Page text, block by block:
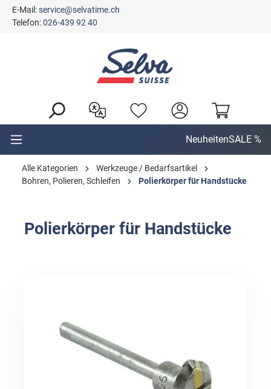
springen
E-Mail:service@selvatime.ch
Telefon:026-439 92 40
NeuheitenSALE %
Alle Kategorien
Werkzeuge / Bedarfsartikel
Bohren, Polieren, Schleifen
Polierkörper für Handstücke
Polierkörper für Handstücke